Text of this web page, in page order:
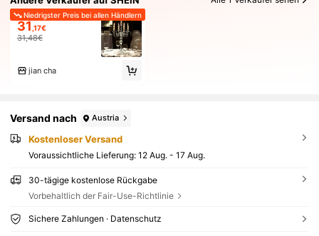
Niedrigster Preis bei allen Händlern
31 ,17€
31,48€
jian cha
Versand nach Austria
Kostenloser Versand
Voraussichtliche Lieferung: 12 Aug. - 17 Aug.
30-tägige kostenlose Rückgabe
Vorbehaltlich der Fair-Use-Richtlinie
Sichere Zahlungen · Datenschutz